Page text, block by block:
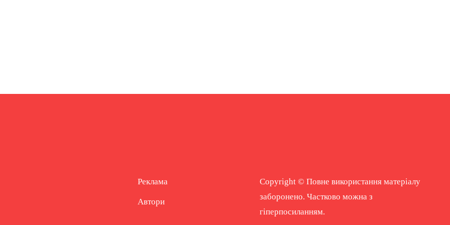
Реклама
Автори
Copyright © Повне використання матеріалу
заборонено. Частково можна з
гіперпосиланням.